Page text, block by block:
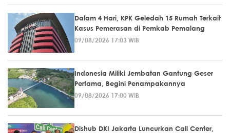
Dalam 4 Hari, KPK Geledah 15 Rumah Terkait
Kasus Pemerasan di Pemkab Pemalang
09/08/2026 17:03 WIB
Indonesia Miliki Jembatan Gantung Geser
Pertama, Begini Penampakannya
09/08/2026 17:00 WIB
Dishub DKI Jakarta Luncurkan Call Center,